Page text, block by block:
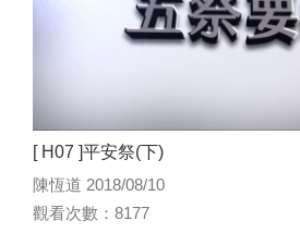
[ H07 ]平安祭(下)
陳恆道 2018/08/10
觀看次數：8177